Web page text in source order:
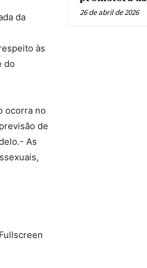
da
às
do
ocorra no
de
As
26 de abril de 2026